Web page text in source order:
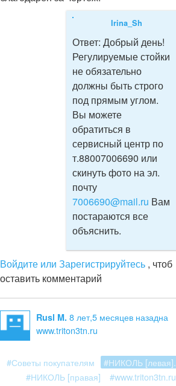
Irina_Sh
Ответ: Добрый день!
Регулируемые стойки
не обязательно
должны быть строго
под прямым углом.
Вы можете
обратиться в
сервисный центр по
т.88007006690 или
скинуть фото на эл.
почту
7006690@mail.ru Вам
постараются все
объяснить.
Войдите или Зарегистрируйтесь , чтоб
оставить комментарий
Rusl M. 8 лет,5 месяцев назадна
www.triton3tn.ru
#Советы покупателям
#НИКОЛЬ [левая].
#НИКОЛЬ [правая]
#www.triton3tn.ru